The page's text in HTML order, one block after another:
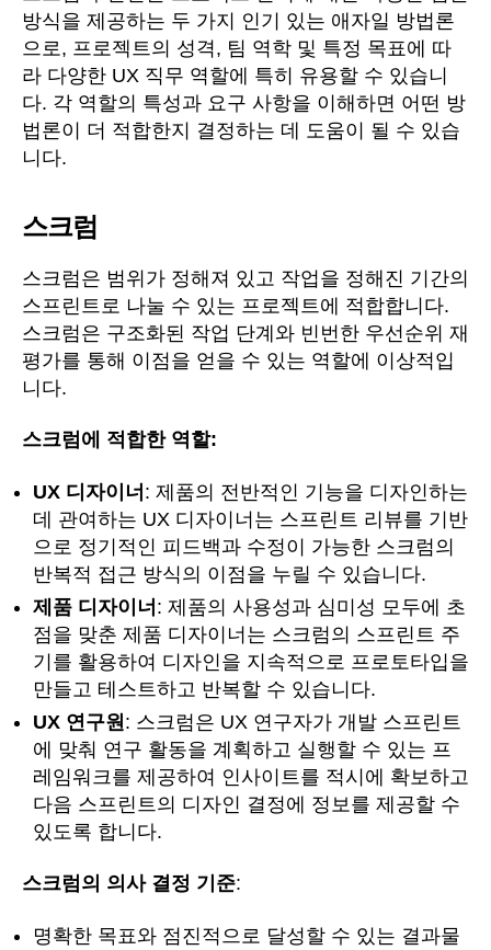
방식을 제공하는 두 가지 인기 있는 애자일 방법론
으로, 프로젝트의 성격, 팀 역학 및 특정 목표에 따
라 다양한 UX 직무 역할에 특히 유용할 수 있습니
다. 각 역할의 특성과 요구 사항을 이해하면 어떤 방
법론이 더 적합한지 결정하는 데 도움이 될 수 있습
니다.
스크럼
스크럼은 범위가 정해져 있고 작업을 정해진 기간의
스프린트로 나눌 수 있는 프로젝트에 적합합니다.
스크럼은 구조화된 작업 단계와 빈번한 우선순위 재
평가를 통해 이점을 얻을 수 있는 역할에 이상적입
니다.
스크럼에 적합한 역할:
UX 디자이너 : 제품의 전반적인 기능을 디자인하는
데 관여하는 UX 디자이너는 스프린트 리뷰를 기반
으로 정기적인 피드백과 수정이 가능한 스크럼의
반복적 접근 방식의 이점을 누릴 수 있습니다.
제품 디자이너 : 제품의 사용성과 심미성 모두에 초
점을 맞춘 제품 디자이너는 스크럼의 스프린트 주
기를 활용하여 디자인을 지속적으로 프로토타입을
만들고 테스트하고 반복할 수 있습니다.
UX 연구원 : 스크럼은 UX 연구자가 개발 스프린트
에 맞춰 연구 활동을 계획하고 실행할 수 있는 프
레임워크를 제공하여 인사이트를 적시에 확보하고
다음 스프린트의 디자인 결정에 정보를 제공할 수
있도록 합니다.
스크럼의 의사 결정 기준:
명확한 목표와 점진적으로 달성할 수 있는 결과물